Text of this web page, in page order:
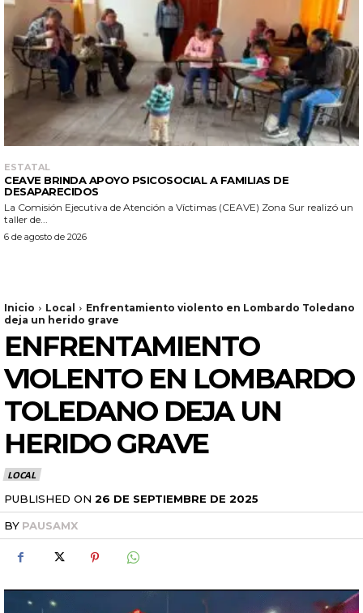
ESTATAL
CEAVE BRINDA APOYO PSICOSOCIAL A FAMILIAS DE
DESAPARECIDOS
La Comisión Ejecutiva de Atención a Víctimas (CEAVE) Zona Sur realizó un
taller de...
6 de agosto de 2026